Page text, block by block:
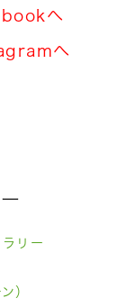
へ
へ
リー
）